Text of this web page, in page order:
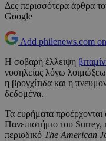
Δες περισσότερα άρθρα
Google
Add philenews.com
Η σοβαρή έλλειψη
νοσηλείας λόγω
η βρογχίτιδα και η
δεδομένα.
Τα ευρήματα
Πανεπιστήμιο του Surrey,
περιοδικό The American